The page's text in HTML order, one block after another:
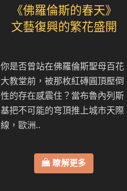
《佛羅倫斯的春天》
文藝復興的繁花盛開
你是否曾站在佛羅倫斯聖母百花
大教堂前，被那枚紅磚圓頂壓倒
性的存在感震住？當布魯內列斯
基把不可能的穹頂推上城市天際
線，歐洲..
瞭解更多